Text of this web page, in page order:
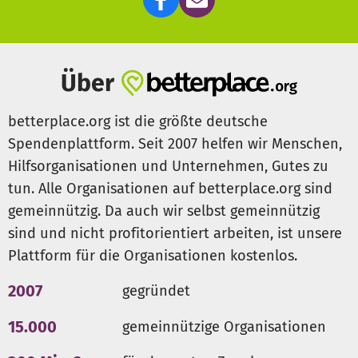
Zukunftsperspektive aufgezeigt werden, damit auch die
„Artenschutz wird keinen Erfolg haben, wenn wir den
Menschen in den betroffenen Regionen keine nachhaltige
Existenzgrundlage ermöglichen. Es kann nicht unser Ziel
sein, Tiere zu retten, wenn die Menschen in ihrer
Umgebung verhungern. Menschen, Tiere und Umwelt
stehen in einer sehr engen Wechselbeziehung.“ (Jane
Goodall)
http://www.plan-verde.org/
Über
betterplace.org ist die größte deutsche
Spendenplattform. Seit 2007 helfen wir Menschen,
Hilfsorganisationen und Unternehmen, Gutes zu
tun. Alle Organisationen auf betterplace.org sind
gemeinnützig. Da auch wir selbst gemeinnützig
sind und nicht profitorientiert arbeiten, ist unsere
Plattform für die Organisationen kostenlos.
2007 gegründet
15.000 gemeinnützige Organisationen